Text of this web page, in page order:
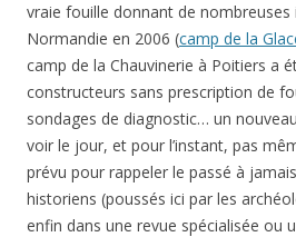
vraie fouille donnant de
Normandie en 2006 (camp de la
camp de la Chauvinerie à Poitiers a
constructeurs sans prescription de
sondages de diagnostic… un
voir le jour, et pour l’instant, pas
prévu pour rappeler le passé à
historiens (poussés ici par les
enfin dans une revue spécialisée ou